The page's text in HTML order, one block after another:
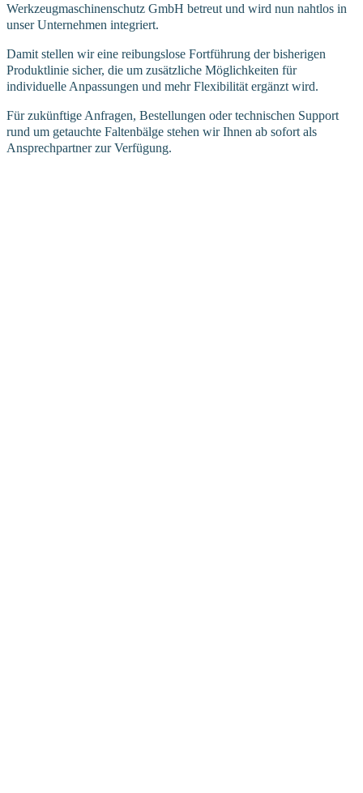
Werkzeugmaschinenschutz GmbH betreut und wird nun nahtlos in
unser Unternehmen integriert.
Damit stellen wir eine reibungslose Fortführung der bisherigen
Produktlinie sicher, die um zusätzliche Möglichkeiten für
individuelle Anpassungen und mehr Flexibilität ergänzt wird.
Für zukünftige Anfragen, Bestellungen oder technischen Support
rund um getauchte Faltenbälge stehen wir Ihnen ab sofort als
Ansprechpartner zur Verfügung.